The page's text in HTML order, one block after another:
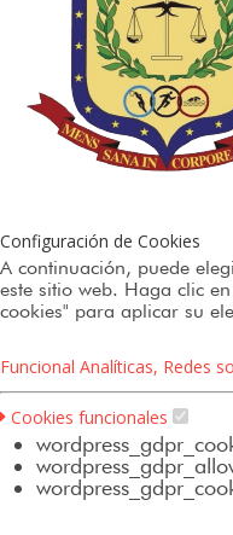
Configuración de Cookies
A continuación, puede
este sitio web. Haga clic
cookies" para aplicar su
Funcional Analíticas, Redes
Cookies funcionales